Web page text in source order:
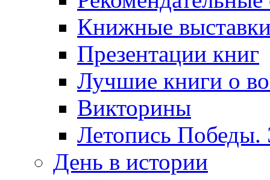
Книжные
Презентации книг
Лучшие книги о
Викторины
Летопись Победы.
День в истории